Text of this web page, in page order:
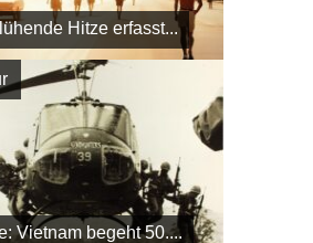
Hitze erfasst...
Vietnam begeht 50....